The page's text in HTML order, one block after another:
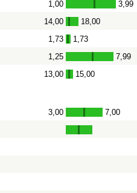
1,00 - 3,99
14,00 - 18,00
1,73 - 1,73
1,25 - 7,99
13,00 - 15,00
3,00 - 7,00